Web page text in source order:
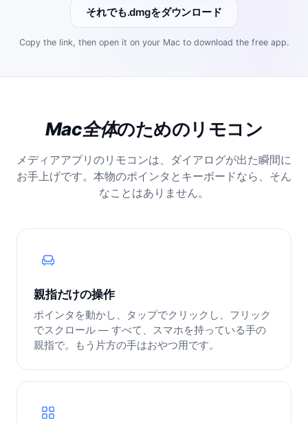
それでも.dmgをダウンロード
Copy the link, then open it on your Mac to download the free app.
Mac全体のためのリモコン
メディアアプリのリモコンは、ダイアログが出た瞬間に
お手上げです。本物のポインタとキーボードなら、そん
なことはありません。
親指だけの操作
ポインタを動かし、タップでクリックし、フリック
でスクロール — すべて、スマホを持っている手の
親指で。もう片方の手はおやつ用です。